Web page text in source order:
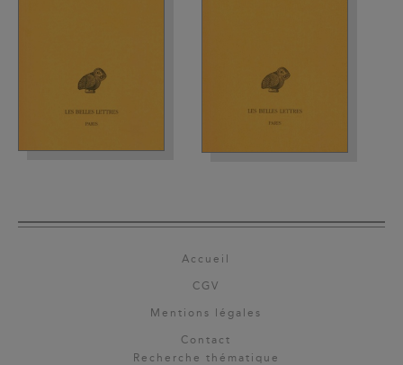
Accueil
CGV
Mentions légales
Contact
Recherche thématique